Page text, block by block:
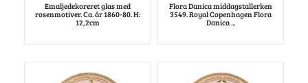
Emaljedekoreret glas med
rosenmotiver. Ca. år 1860-80. H:
12,2cm
Flora Danica middagstallerken
3549. Royal Copenhagen Flora
Danica ...